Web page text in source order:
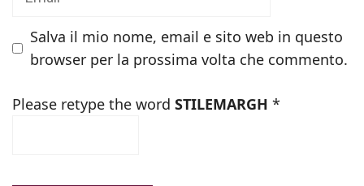
Salva il mio nome, email e sito web in questo
browser per la prossima volta che commento.
Please retype the word STILEMARGH *